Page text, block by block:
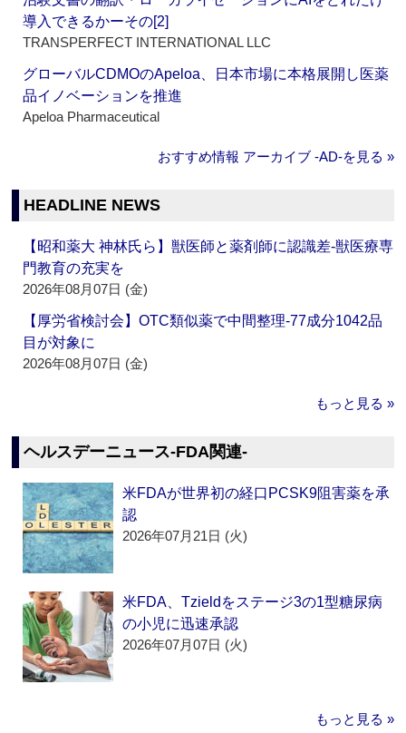
導入できるかーその[2]
TRANSPERFECT INTERNATIONAL LLC
グローバルCDMOのApeloa、日本市場に本格展開し医薬
品イノベーションを推進
Apeloa Pharmaceutical
おすすめ情報 アーカイブ ‐AD‐を見る »
HEADLINE NEWS
【昭和薬大 神林氏ら】獣医師と薬剤師に認識差‐獣医療専
門教育の充実を
2026年08月07日 (金)
【厚労省検討会】OTC類似薬で中間整理‐77成分1042品
目が対象に
2026年08月07日 (金)
もっと見る »
ヘルスデーニュース‐FDA関連‐
米FDAが世界初の経口PCSK9阻害薬を承
認
2026年07月21日 (火)
米FDA、Tzieldをステージ3の1型糖尿病
の小児に迅速承認
2026年07月07日 (火)
もっと見る »